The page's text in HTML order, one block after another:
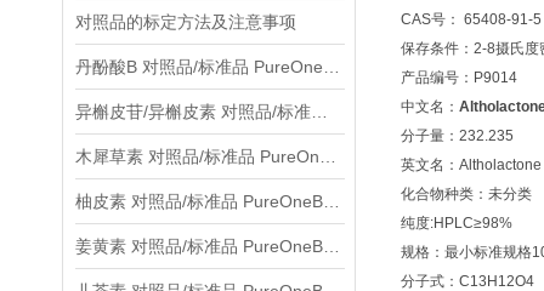
对照品的标定方法及注意事项
CAS号： 65408-91-5
保存条件：2-8摄氏度
产品编号：P9014
中文名：
分子量：232.235
英文名：Altholactone
化合物种类：未分类
纯度:HPLC≥98%
规格：最小标准规格
分子式：C13H12O4